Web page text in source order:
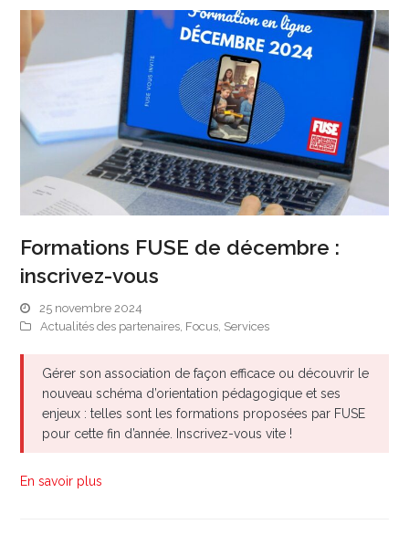
Formations FUSE de décembre :
inscrivez-vous
25 novembre 2024
Actualités des partenaires, Focus, Services
Gérer son association de façon efficace ou découvrir le
nouveau schéma d’orientation pédagogique et ses
enjeux : telles sont les formations proposées par FUSE
pour cette fin d’année. Inscrivez-vous vite !
En savoir plus